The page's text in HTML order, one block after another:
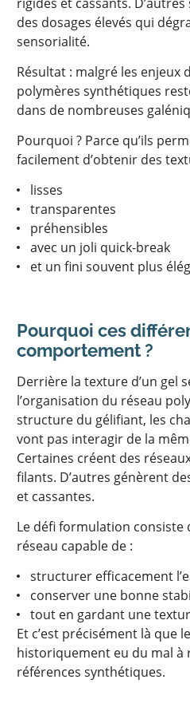
des dosages élevés qui
sensorialité.
Résultat : malgré les enjeux
polymères synthétiques
dans de nombreuses
Pourquoi ? Parce qu’ils
facilement d’obtenir des
lisses
transparentes
préhensibles
avec un joli quick-break
et un fini souvent plus
Pourquoi ces
comportement ?
Derrière la texture d’un gel
l’organisation du réseau
structure du gélifiant, les
vont pas interagir de la
Certaines créent des
filants. D’autres génèrent
et cassantes.
Le défi formulation consiste
réseau capable de :
structurer efficacement
conserver une bonne
tout en gardant une
Et c’est précisément là que
historiquement eu du mal à
références synthétiques.